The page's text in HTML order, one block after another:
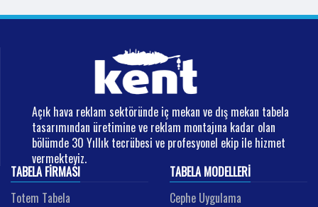
Açık hava reklam sektöründe iç mekan ve dış mekan tabela
tasarımından üretimine ve reklam montajına kadar olan
bölümde 30 Yıllık tecrübesi ve profesyonel ekip ile hizmet
vermekteyiz.
TABELA FIRMASI
Totem Tabela
TABELA MODELLERI
Cephe Uygulama